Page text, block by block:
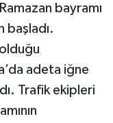
bayramı
başladı.
adeta iğne
Trafik ekipleri